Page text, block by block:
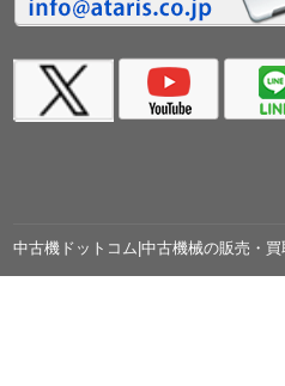
中古機ドットコム|中古機械の販売・買